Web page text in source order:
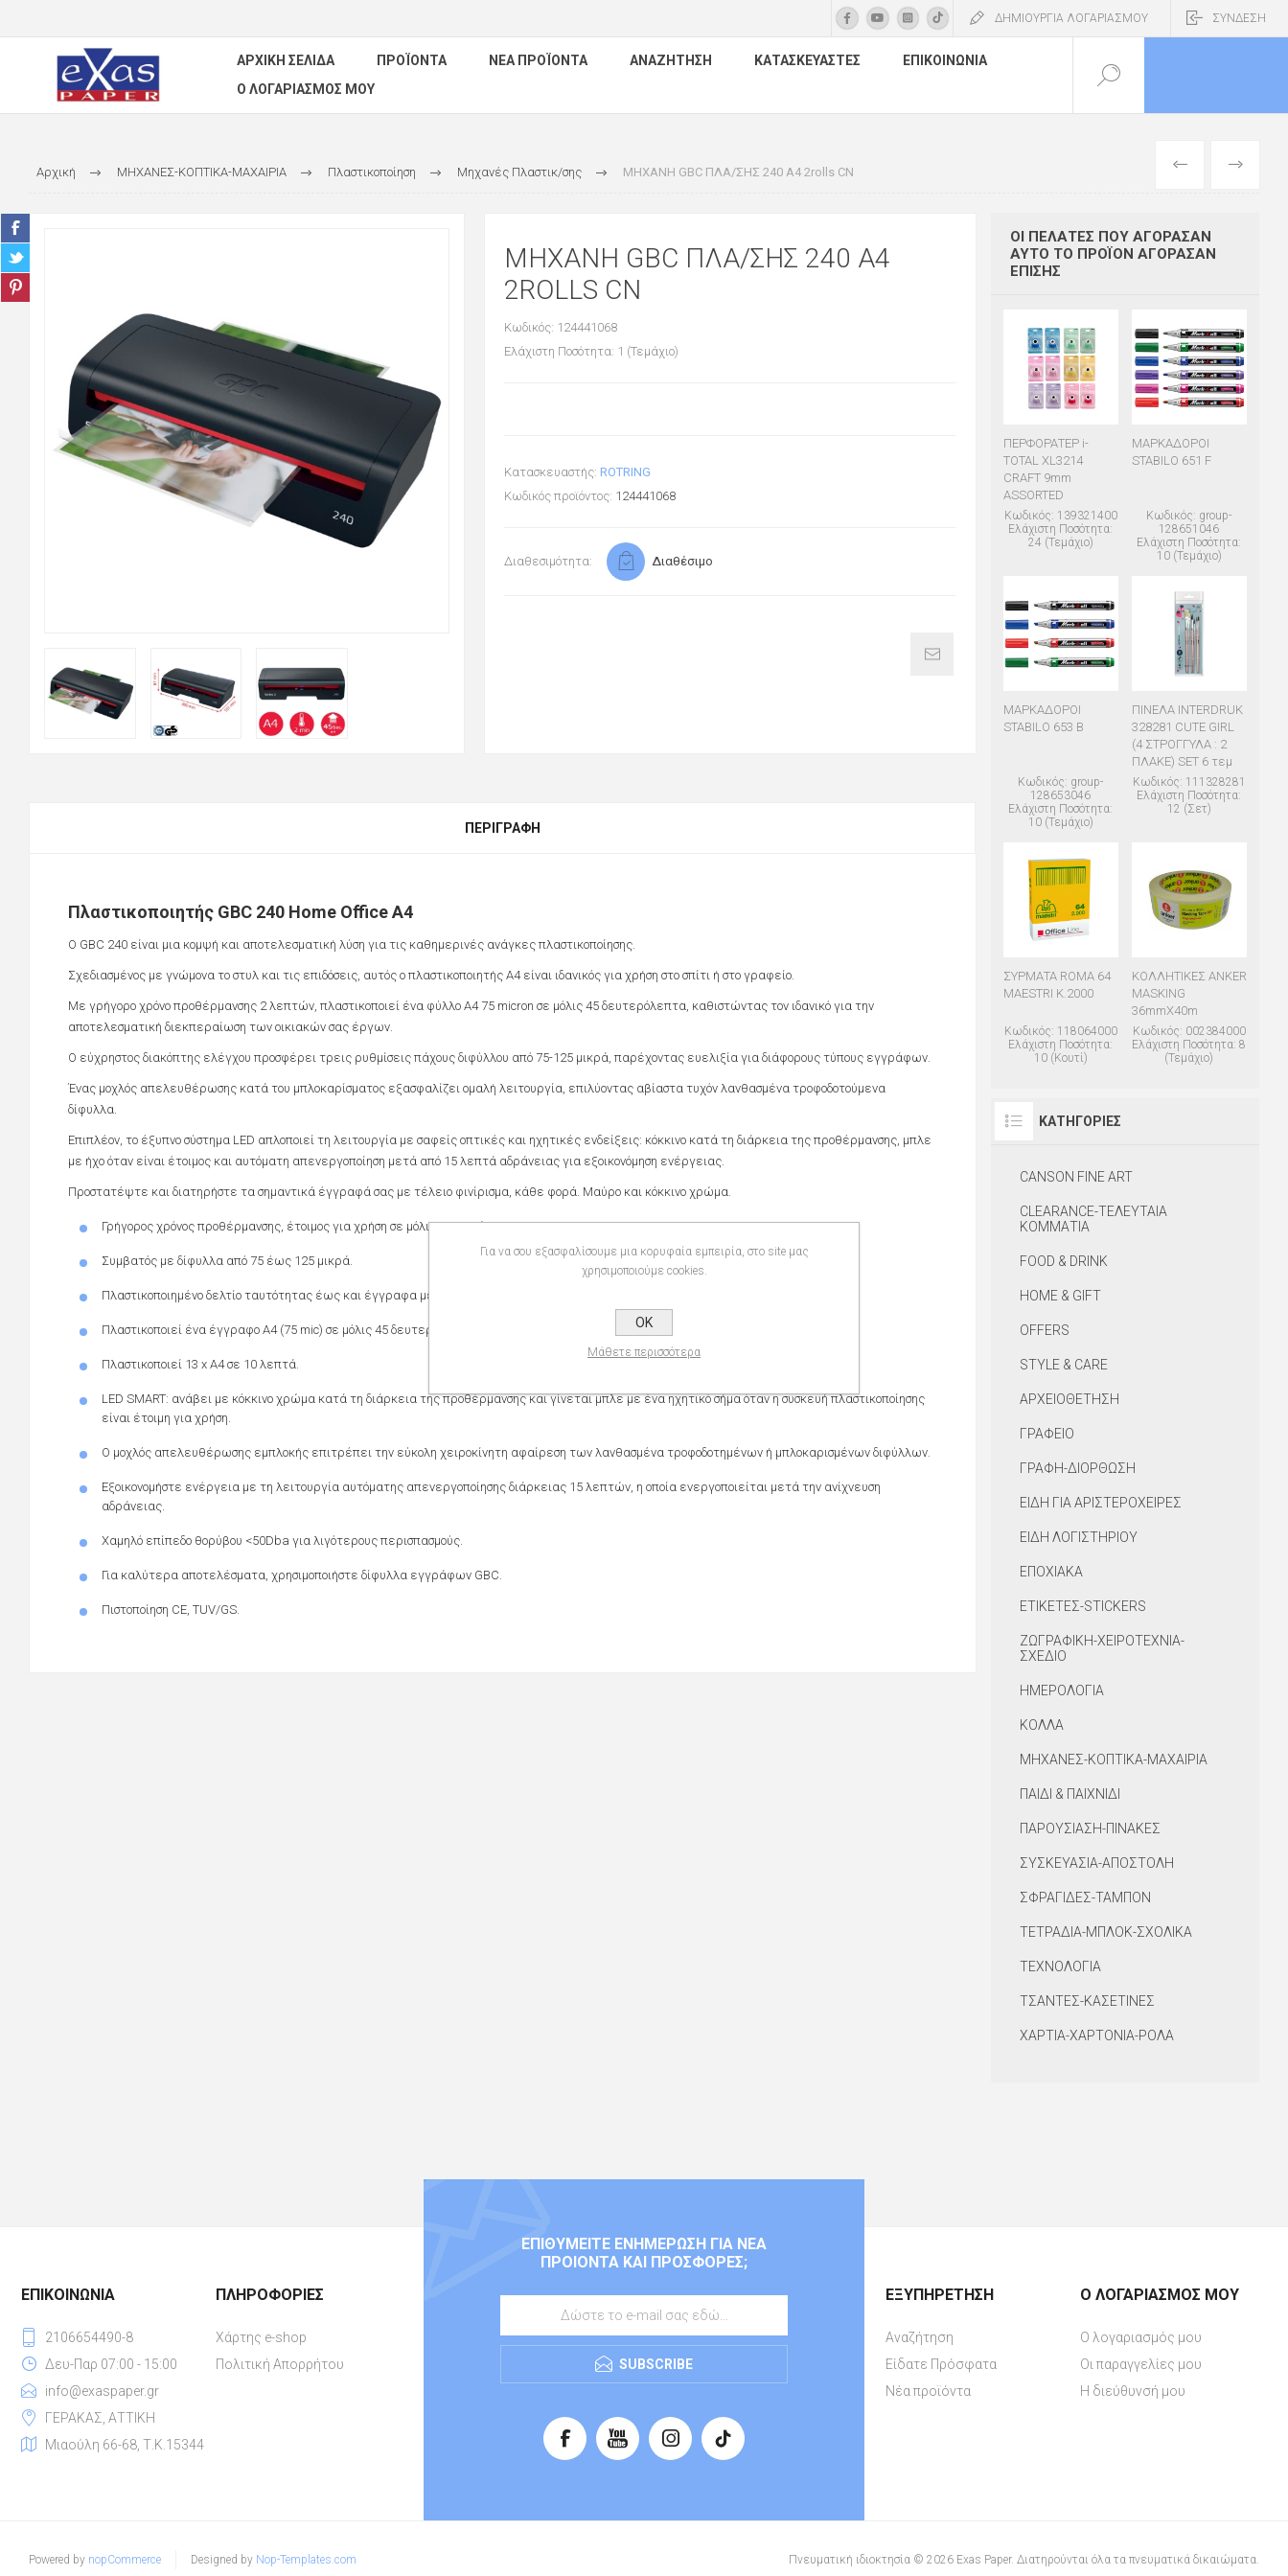
ΔΗΜΙΟΥΡΓΙΑ ΛΟΓΑΡΙΑΣΜΟΥ ΣΥΝΔΕΣΗ
ΑΡΧΙΚΉ ΣΕΛΊΔΑ ΠΡΟΪΌΝΤΑ ΝΈΑ ΠΡΟΪΌΝΤΑ ΑΝΑΖΉΤΗΣΗ ΚΑΤΑΣΚΕΥΑΣΤΈΣ
ΕΠΙΚΟΙΝΩΝΊΑ
Ο ΛΟΓΑΡΙΑΣΜΌΣ ΜΟΥ
Αρχική ΜΗΧΑΝΕΣ-ΚΟΠΤΙΚΑ-ΜΑΧΑΙΡΙΑ Πλαστικοποίηση Μηχανές Πλαστικ/σης ΜΗΧΑΝΗ GBC ΠΛΑ/ΣΗΣ 240 A4 2rolls CN ΕΠΌΜΕΝΟ
ΜΗΧΑΝΗ GBC ΠΛΑ/ΣΗΣ 240 A4
2ROLLS CN
Κωδικός: 124441068
Ελάχιστη Ποσότητα: 1 (Τεμάχιο)
Κατασκευαστής: ROTRING
Κωδικός προϊόντος: 124441068
Διαθεσιμότητα: Διαθέσιμο
ΠΕΡΙΓΡΑΦΉ
Πλαστικοποιητής GBC 240 Home Office A4
O GBC 240 είναι μια κομψή και αποτελεσματική λύση για τις καθημερινές ανάγκες πλαστικοποίησης.
Σχεδιασμένος με γνώμονα το στυλ και τις επιδόσεις, αυτός ο πλαστικοποιητής A4 είναι ιδανικός για χρήση στο σπίτι ή στο γραφείο.
Με γρήγορο χρόνο προθέρμανσης 2 λεπτών, πλαστικοποιεί ένα φύλλο Α4 75 micron σε μόλις 45 δευτερόλεπτα, καθιστώντας τον ιδανικό για την
αποτελεσματική διεκπεραίωση των οικιακών σας έργων.
Ο εύχρηστος διακόπτης ελέγχου προσφέρει τρεις ρυθμίσεις πάχους διφύλλου από 75-125 μικρά, παρέχοντας ευελιξία για διάφορους τύπους εγγράφων.
Ένας μοχλός απελευθέρωσης κατά του μπλοκαρίσματος εξασφαλίζει ομαλή λειτουργία, επιλύοντας αβίαστα τυχόν λανθασμένα τροφοδοτούμενα
δίφυλλα.
Επιπλέον, το έξυπνο σύστημα LED απλοποιεί τη λειτουργία με σαφείς οπτικές και ηχητικές ενδείξεις: κόκκινο κατά τη διάρκεια της προθέρμανσης, μπλε
με ήχο όταν είναι έτοιμος και αυτόματη απενεργοποίηση μετά από 15 λεπτά αδράνειας για εξοικονόμηση ενέργειας.
Προστατέψτε και διατηρήστε τα σημαντικά έγγραφά σας με τέλειο φινίρισμα, κάθε φορά. Μαύρο και κόκκινο χρώμα.
Γρήγορος χρόνος προθέρμανσης, έτοιμος για χρήση σε μόλις 2 λεπτά.
Συμβατός με δίφυλλα από 75 έως 125 μικρά.
Πλαστικοποιημένο δελτίο ταυτότητας έως και έγγραφα μεγέθους Α4.
Πλαστικοποιεί ένα έγγραφο Α4 (75 mic) σε μόλις 45 δευτερόλεπτα.
Πλαστικοποιεί 13 x A4 σε 10 λεπτά.
LED SMART: ανάβει με κόκκινο χρώμα κατά τη διάρκεια της προθέρμανσης και γίνεται μπλε με ένα ηχητικό σήμα όταν η συσκευή πλαστικοποίησης
είναι έτοιμη για χρήση.
Ο μοχλός απελευθέρωσης εμπλοκής επιτρέπει την εύκολη χειροκίνητη αφαίρεση των λανθασμένα τροφοδοτημένων ή μπλοκαρισμένων διφύλλων.
Εξοικονομήστε ενέργεια με τη λειτουργία αυτόματης απενεργοποίησης διάρκειας 15 λεπτών, η οποία ενεργοποιείται μετά την ανίχνευση
αδράνειας.
Χαμηλό επίπεδο θορύβου <50Dba για λιγότερους περισπασμούς.
Για καλύτερα αποτελέσματα, χρησιμοποιήστε δίφυλλα εγγράφων GBC.
Πιστοποίηση CE, TUV/GS.
ΟΙ ΠΕΛΆΤΕΣ ΠΟΥ ΑΓΌΡΑΣΑΝ
ΑΥΤΌ ΤΟ ΠΡΟΪΌΝ ΑΓΌΡΑΣΑΝ
ΕΠΊΣΗΣ
ΠΕΡΦΟΡΑΤΕΡ i-
TOTAL XL3214
CRAFT 9mm
ASSORTED
Κωδικός: 139321400
Ελάχιστη Ποσότητα:
24 (Τεμάχιο)
ΜΑΡΚΑΔΟΡΟΙ
STABILO 651 F
Κωδικός: group-
128651046
Ελάχιστη Ποσότητα:
10 (Τεμάχιο)
ΜΑΡΚΑΔΟΡΟΙ
STABILO 653 B
Κωδικός: group-
128653046
Ελάχιστη Ποσότητα:
10 (Τεμάχιο)
ΠΙΝΕΛΑ INTERDRUK
328281 CUTE GIRL
(4 ΣΤΡΟΓΓΥΛΑ : 2
ΠΛΑΚΕ) SET 6 τεμ
Κωδικός: 111328281
Ελάχιστη Ποσότητα:
12 (Σετ)
ΣΥΡΜΑΤΑ ROMA 64
MAESTRI Κ.2000
Κωδικός: 118064000
Ελάχιστη Ποσότητα:
10 (Κουτί)
ΚΟΛΛΗΤΙΚΕΣ ANKER
MASKING
36mmΧ40m
Κωδικός: 002384000
Ελάχιστη Ποσότητα: 8
(Τεμάχιο)
ΚΑΤΗΓΟΡΊΕΣ
CANSON FINE ART
CLEARANCE-ΤΕΛΕΥΤΑΙΑ
ΚΟΜΜΑΤΙΑ
FOOD & DRINK
HOME & GIFT
OFFERS
STYLE & CARE
ΑΡΧΕΙΟΘΕΤΗΣΗ
ΓΡΑΦΕΙΟ
ΓΡΑΦΗ-ΔΙΟΡΘΩΣΗ
ΕΙΔΗ ΓΙΑ ΑΡΙΣΤΕΡΟΧΕΙΡΕΣ
ΕΙΔΗ ΛΟΓΙΣΤΗΡΙΟΥ
ΕΠΟΧΙΑΚΑ
ΕΤΙΚΕΤΕΣ-STICKERS
ΖΩΓΡΑΦΙΚΗ-ΧΕΙΡΟΤΕΧΝΙΑ-
ΣΧΕΔΙΟ
ΗΜΕΡΟΛΟΓΙΑ
ΚΟΛΛΑ
ΜΗΧΑΝΕΣ-ΚΟΠΤΙΚΑ-ΜΑΧΑΙΡΙΑ
ΠΑΙΔΙ & ΠΑΙΧΝΙΔΙ
ΠΑΡΟΥΣΙΑΣΗ-ΠΙΝΑΚΕΣ
ΣΥΣΚΕΥΑΣΙΑ-ΑΠΟΣΤΟΛΗ
ΣΦΡΑΓΙΔΕΣ-ΤΑΜΠΟΝ
ΤΕΤΡΑΔΙΑ-ΜΠΛΟΚ-ΣΧΟΛΙΚΑ
ΤΕΧΝΟΛΟΓΙΑ
ΤΣΑΝΤΕΣ-ΚΑΣΕΤΙΝΕΣ
ΧΑΡΤΙΑ-ΧΑΡΤΟΝΙΑ-ΡΟΛΑ
ΕΠΙΘΥΜΕΊΤΕ ΕΝΗΜΈΡΩΣΗ ΓΙΑ ΝΈΑ
ΠΡΟΙΌΝΤΑ ΚΑΙ ΠΡΟΣΦΟΡΈΣ;
SUBSCRIBE
ΕΠΙΚΟΙΝΩΝΊΑ
2106654490-8
Δευ-Παρ 07:00 - 15:00
info@exaspaper.gr
ΓΕΡΑΚΑΣ, ΑΤΤΙΚΗ
Μιαούλη 66-68, Τ.Κ.15344
ΠΛΗΡΟΦΟΡΊΕΣ
Χάρτης e-shop
Πολιτική Απορρήτου
ΕΞΥΠΗΡΈΤΗΣΗ
Αναζήτηση
Είδατε Πρόσφατα
Νέα προϊόντα
Ο ΛΟΓΑΡΙΑΣΜΌΣ ΜΟΥ
Ο λογαριασμός μου
Οι παραγγελίες μου
Η διεύθυνσή μου
Powered by nopCommerce Designed by Nop-Templates.com Πνευματική ιδιοκτησία © 2026 Exas Paper. Διατηρούνται όλα τα πνευματικά δικαιώματα.
Για να σου εξασφαλίσουμε μια κορυφαία εμπειρία, στο site μας
χρησιμοποιούμε cookies.
OK
Μάθετε περισσότερα